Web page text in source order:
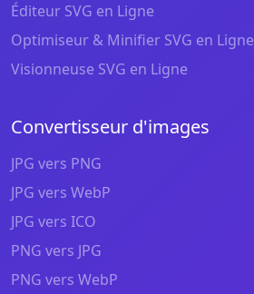
Éditeur SVG en Ligne
Optimiseur & Minifier SVG en Ligne
Visionneuse SVG en Ligne
Convertisseur d'images
JPG vers PNG
JPG vers WebP
JPG vers ICO
PNG vers JPG
PNG vers WebP